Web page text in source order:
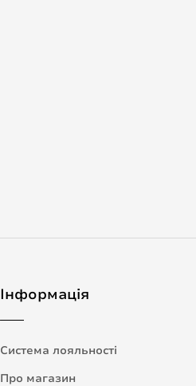
Інформація
Система лояльності
Про магазин